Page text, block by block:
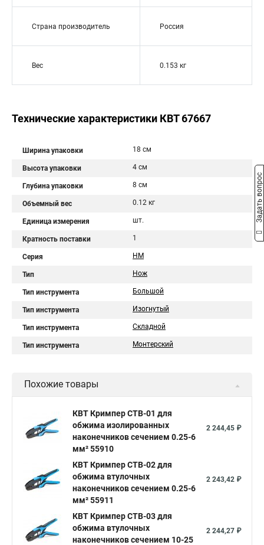
Страна производитель Россия
Вес 0.153 кг
Технические характеристики КВТ 67667
Ширина упаковки 18 см
Высота упаковки 4 см
Глубина упаковки 8 см
Объемный вес 0.12 кг
Единица измерения шт.
Кратность поставки 1
Серия НМ
Тип Нож
Тип инструмента Большой
Тип инструмента Изогнутый
Тип инструмента Складной
Тип инструмента Монтерский
Похожие товары
КВТ Кримпер CTB-01 для
обжима изолированных
наконечников сечением 0.25-6
мм² 55910
2 244,45 ₽
КВТ Кримпер CTB-02 для
обжима втулочных
наконечников сечением 0.25-6
мм² 55911
2 243,42 ₽
КВТ Кримпер CTB-03 для
обжима втулочных
наконечников сечением 10-25
2 244,27 ₽
Задать вопрос